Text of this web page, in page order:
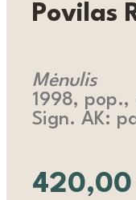
Povilas
Mėnulis
1998,
Sign. AK:
420,00